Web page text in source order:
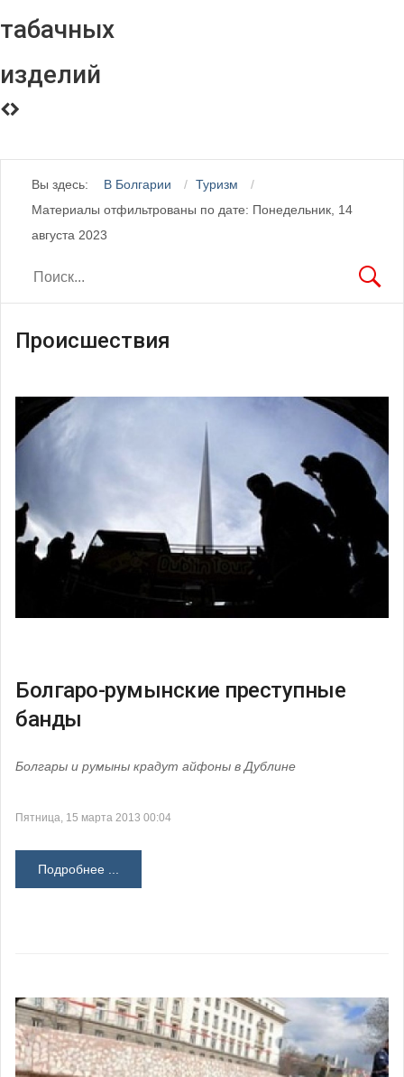
табачных
изделий
Вы здесь: В Болгарии
Туризм
Материалы отфильтрованы по дате: Понедельник, 14
августа 2023
Происшествия
Болгаро-румынские преступные
банды
Болгары и румыны крадут айфоны в Дублине
Пятница, 15 марта 2013 00:04
Подробнее ...